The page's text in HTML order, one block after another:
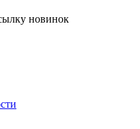
новинок